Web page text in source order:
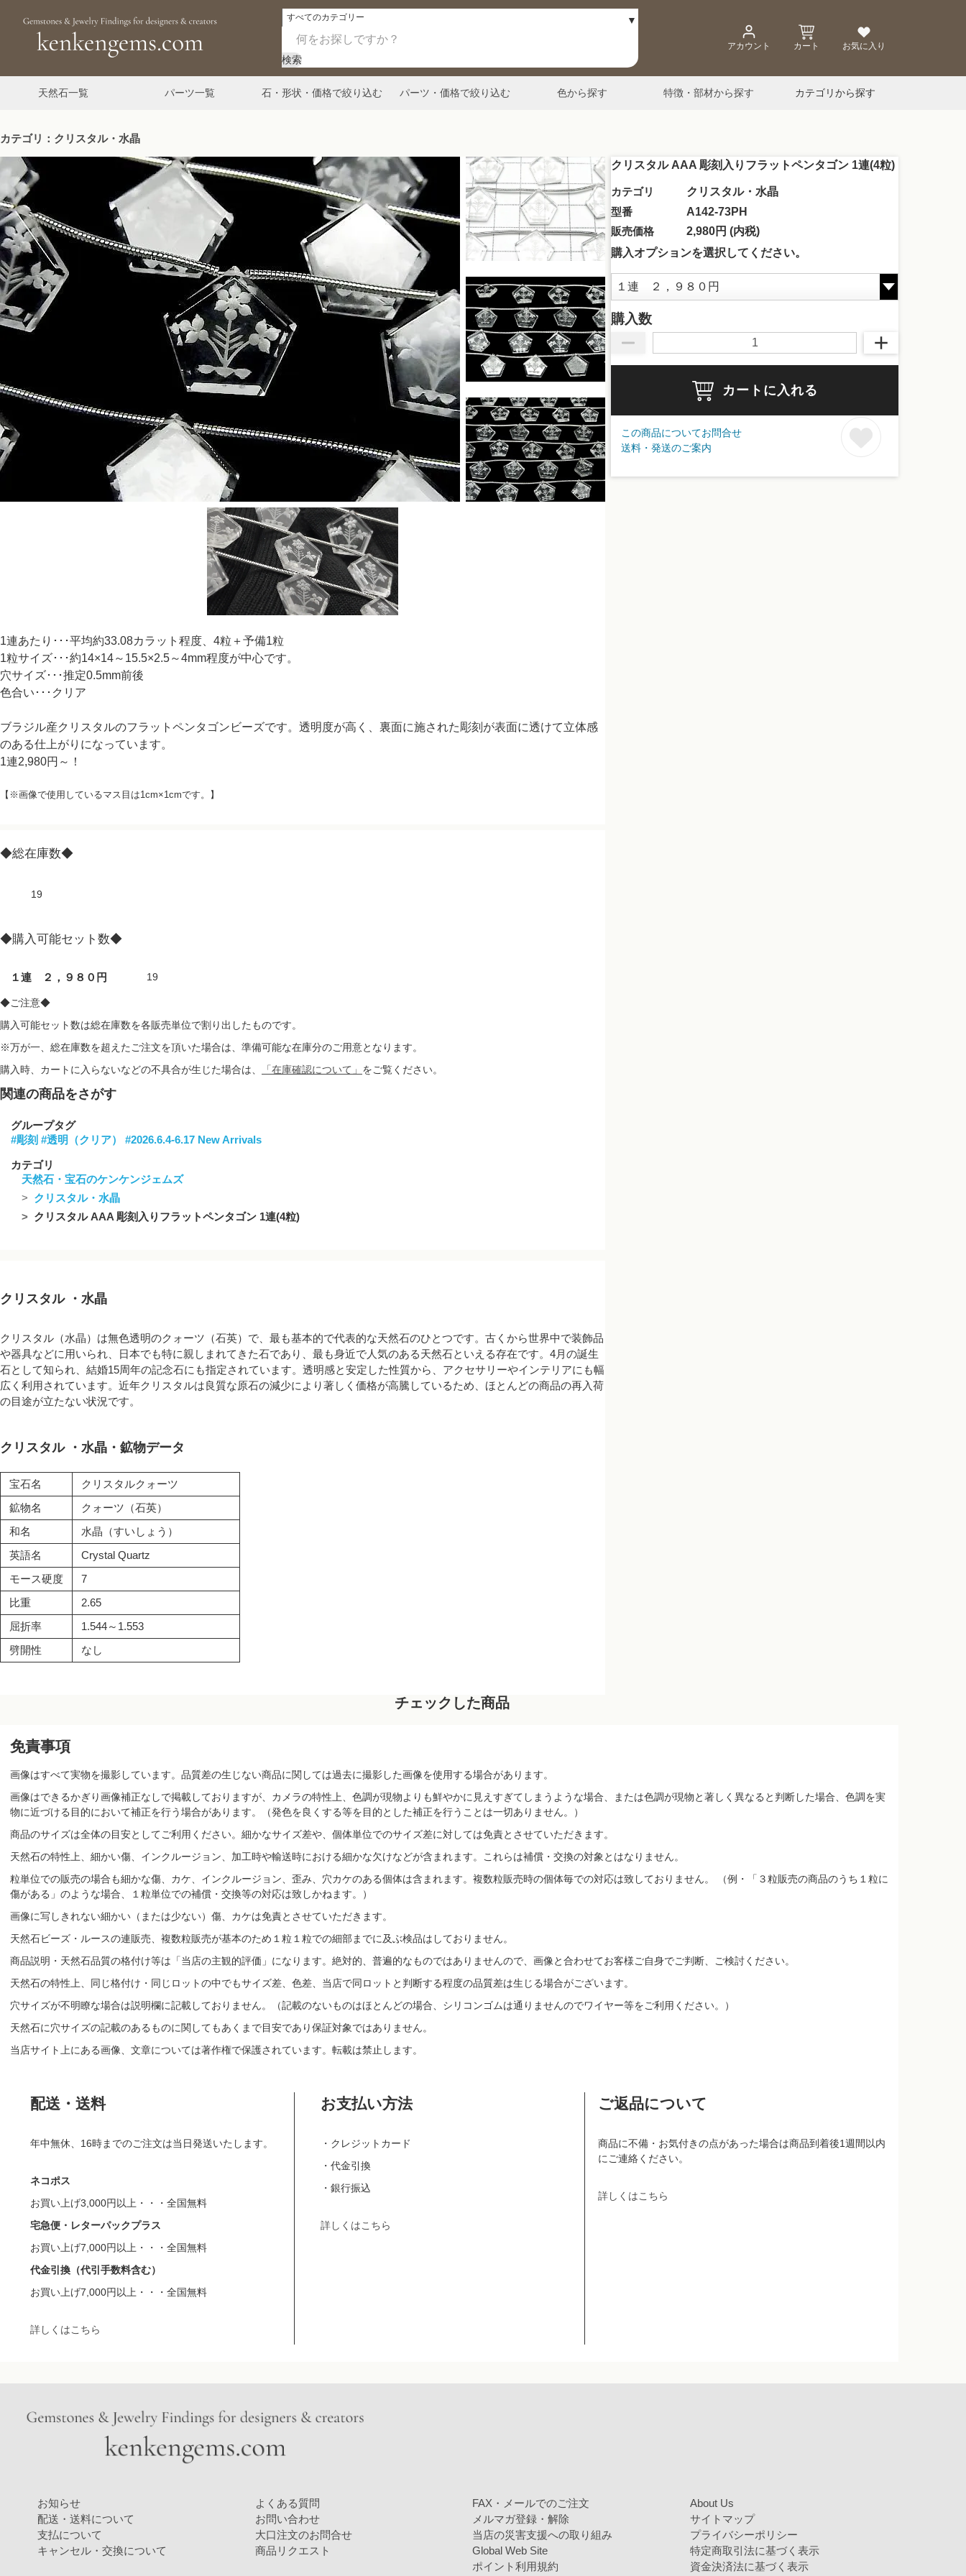
検索
アカウント カート お気に入り
天然石一覧 パーツ一覧 石・形状・価格で絞り込む パーツ・価格で絞り込む 色から探す 特徴・部材から探す カテゴリから探す
カテゴリ：クリスタル・水晶
クリスタル AAA 彫刻入りフラットペンタゴン 1連(4粒)
カテゴリ
クリスタル・水晶
型番
A142-73PH
販売価格
2,980円 (内税)
購入オプションを選択してください。
購入数
カートに入れる
この商品についてお問合せ
送料・発送のご案内
1連あたり･･･平均約33.08カラット程度、4粒＋予備1粒
1粒サイズ･･･約14×14～15.5×2.5～4mm程度が中心です。
穴サイズ･･･推定0.5mm前後
色合い･･･クリア
ブラジル産クリスタルのフラットペンタゴンビーズです。透明度が高く、裏面に施された彫刻が表面に透けて立体感
のある仕上がりになっています。
1連2,980円～！
【※画像で使用しているマス目は1cm×1cmです。】
◆総在庫数◆
19
◆購入可能セット数◆
１連 ２，９８０円 19
◆ご注意◆
購入可能セット数は総在庫数を各販売単位で割り出したものです。
※万が一、総在庫数を超えたご注文を頂いた場合は、準備可能な在庫分のご用意となります。
購入時、カートに入らないなどの不具合が生じた場合は、
「在庫確認について」 をご覧ください。
関連の商品をさがす
グループタグ
#彫刻 #透明（クリア） #2026.6.4-6.17 New Arrivals
カテゴリ
天然石・宝石のケンケンジェムズ
クリスタル・水晶
クリスタル AAA 彫刻入りフラットペンタゴン 1連(4粒)
クリスタル ・水晶
クリスタル（水晶）は無色透明のクォーツ（石英）で、最も基本的で代表的な天然石のひとつです。古くから世界中で装飾品
や器具などに用いられ、日本でも特に親しまれてきた石であり、最も身近で人気のある天然石といえる存在です。4月の誕生
石として知られ、結婚15周年の記念石にも指定されています。透明感と安定した性質から、アクセサリーやインテリアにも幅
広く利用されています。近年クリスタルは良質な原石の減少により著しく価格が高騰しているため、ほとんどの商品の再入荷
の目途が立たない状況です。
クリスタル ・水晶・鉱物データ
宝石名
クリスタルクォーツ
鉱物名
クォーツ（石英）
和名
水晶（すいしょう）
英語名
Crystal Quartz
モース硬度
7
比重
2.65
屈折率
1.544～1.553
劈開性
なし
チェックした商品
免責事項
画像はすべて実物を撮影しています。品質差の生じない商品に関しては過去に撮影した画像を使用する場合があります。
画像はできるかぎり画像補正なしで掲載しておりますが、カメラの特性上、色調が現物よりも鮮やかに見えすぎてしまうような場合、または色調が現物と著しく異なると判断した場合、色調を実
物に近づける目的において補正を行う場合があります。（発色を良くする等を目的とした補正を行うことは一切ありません。）
商品のサイズは全体の目安としてご利用ください。細かなサイズ差や、個体単位でのサイズ差に対しては免責とさせていただきます。
天然石の特性上、細かい傷、インクルージョン、加工時や輸送時における細かな欠けなどが含まれます。これらは補償・交換の対象とはなりません。
粒単位での販売の場合も細かな傷、カケ、インクルージョン、歪み、穴カケのある個体は含まれます。複数粒販売時の個体毎での対応は致しておりません。 （例・「３粒販売の商品のうち１粒に
傷がある」のような場合、１粒単位での補償・交換等の対応は致しかねます。）
画像に写しきれない細かい（または少ない）傷、カケは免責とさせていただきます。
天然石ビーズ・ルースの連販売、複数粒販売が基本のため１粒１粒での細部までに及ぶ検品はしておりません。
商品説明・天然石品質の格付け等は「当店の主観的評価」になります。絶対的、普遍的なものではありませんので、画像と合わせてお客様ご自身でご判断、ご検討ください。
天然石の特性上、同じ格付け・同じロットの中でもサイズ差、色差、当店で同ロットと判断する程度の品質差は生じる場合がございます。
穴サイズが不明瞭な場合は説明欄に記載しておりません。（記載のないものはほとんどの場合、シリコンゴムは通りませんのでワイヤー等をご利用ください。）
天然石に穴サイズの記載のあるものに関してもあくまで目安であり保証対象ではありません。
当店サイト上にある画像、文章については著作権で保護されています。転載は禁止します。
配送・送料
年中無休、16時までのご注文は当日発送いたします。
ネコポス
お買い上げ3,000円以上・・・全国無料
宅急便・レターパックプラス
お買い上げ7,000円以上・・・全国無料
代金引換（代引手数料含む）
お買い上げ7,000円以上・・・全国無料
詳しくはこちら
お支払い方法
・クレジットカード
・代金引換
・銀行振込
詳しくはこちら
ご返品について
商品に不備・お気付きの点があった場合は商品到着後1週間以内
にご連絡ください。
詳しくはこちら
お知らせ
配送・送料について
支払について
キャンセル・交換について
よくある質問
お問い合わせ
大口注文のお問合せ
商品リクエスト
FAX・メールでのご注文
メルマガ登録・解除
当店の災害支援への取り組み
Global Web Site
ポイント利用規約
About Us
サイトマップ
プライバシーポリシー
特定商取引法に基づく表示
資金決済法に基づく表示